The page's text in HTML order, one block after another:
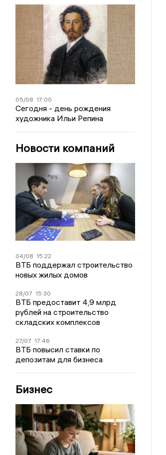
05/08 17:00
Сегодня - день рождения
художника Ильи Репина
Новости компаний
04/08 15:22
ВТБ поддержал строительство
новых жилых домов
28/07 15:30
ВТБ предоставит 4,9 млрд
рублей на строительство
складских комплексов
27/07 17:46
ВТБ повысил ставки по
депозитам для бизнеса
Бизнес